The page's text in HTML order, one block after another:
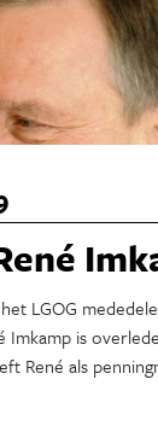
LGOG
Imkamp is
René als